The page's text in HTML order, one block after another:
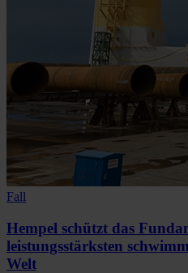
Fall
Hempel schützt das
leistungsstärksten
Welt